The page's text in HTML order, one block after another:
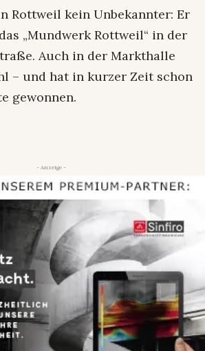
Rottweil kein Unbekannter: Er
„Mundwerk Rottweil“ in der
Auch in der Markthalle
– und hat in kurzer Zeit schon
gewonnen.
- Anzeige -